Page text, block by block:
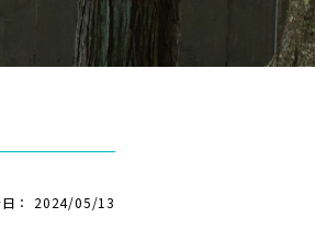
日： 2024/05/13